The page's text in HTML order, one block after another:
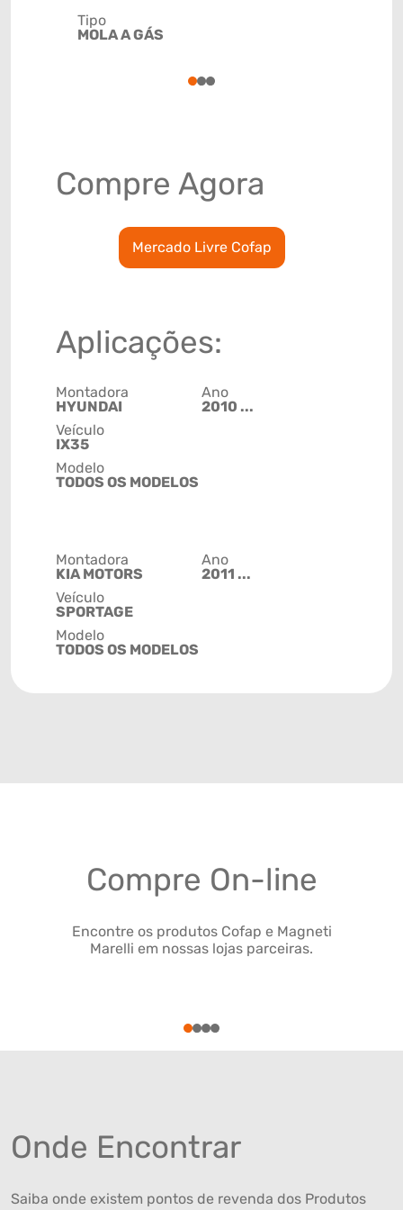
Tipo
MOLA A GÁS
123
Compre Agora
Mercado Livre Cofap
Aplicações:
Montadora
HYUNDAI
Veículo
IX35
Modelo
TODOS OS MODELOS
Ano
2010 ...
Montadora
KIA MOTORS
Veículo
SPORTAGE
Modelo
TODOS OS MODELOS
Ano
2011 ...
Compre On-line
Encontre os produtos Cofap e Magneti
Marelli em nossas lojas parceiras.
1234
Onde Encontrar
Saiba onde existem pontos de revenda dos Produtos